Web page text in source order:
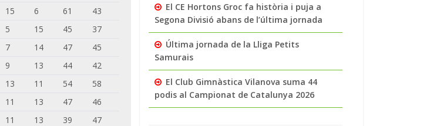
15 6 61
43
5 15 45
37
7 14 47
45
9 13 44
42
13 11 54
58
11 13 47
46
11 13 39
47
El CE Hortons Groc fa història i puja a
Segona Divisió abans de l’última jornada
Última jornada de la Lliga Petits
Samurais
El Club Gimnàstica Vilanova suma 44
podis al Campionat de Catalunya 2026